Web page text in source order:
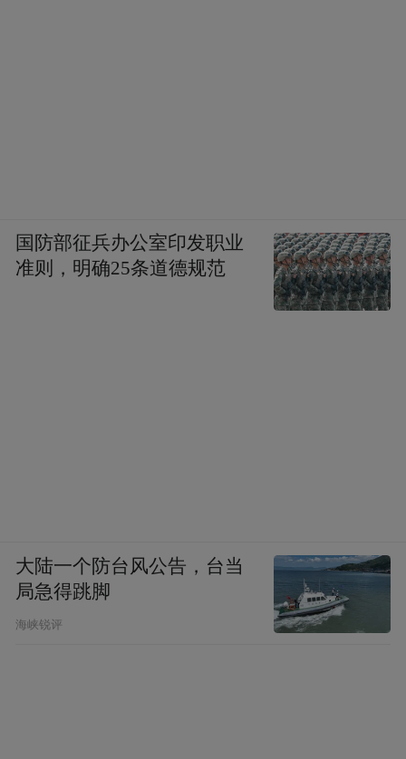
国防部征兵办公室印发职业
准则，明确25条道德规范
大陆一个防台风公告，台当
局急得跳脚
海峡锐评